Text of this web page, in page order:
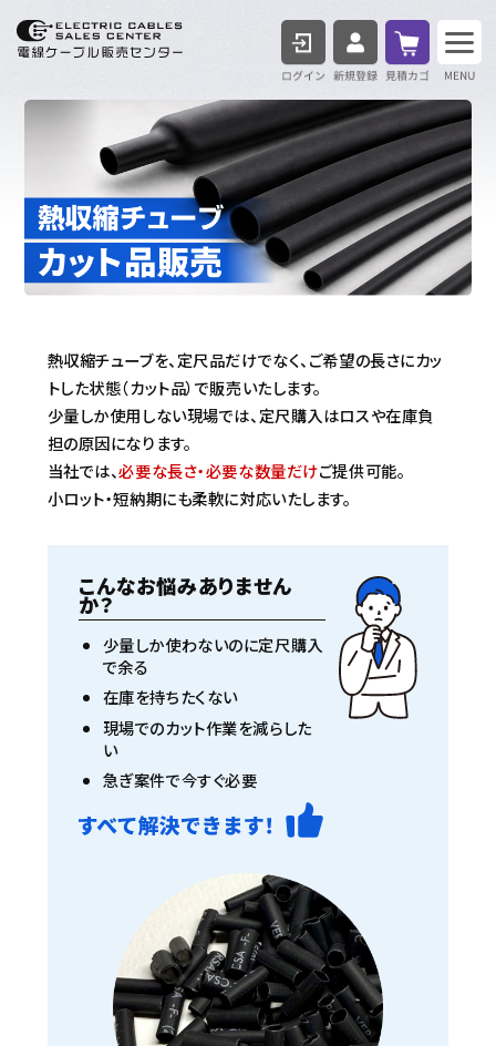
ログイン 見積
熱収縮チューブを、定尺品だけでなく、ご希望の長さにカッ
トした状態（カット品）で販売いたします。
少量しか使用しない現場では、定尺購入はロスや在庫負
担の原因になります。
当社では、必要な長さ・必要な数量だけご提供可能。
小ロット・短納期にも柔軟に対応いたします。
こんなお悩みありません
か？
少量しか使わないのに定尺購入
で余る
在庫を持ちたくない
現場でのカット作業を減らした
い
急ぎ案件で今すぐ必要